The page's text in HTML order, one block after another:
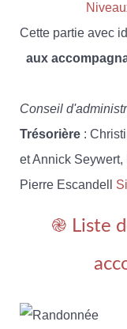
Cette partie avec
aux
Conseil
Trésorière :
et Annick Seywert,
Pierre Escandell
֎ Liste